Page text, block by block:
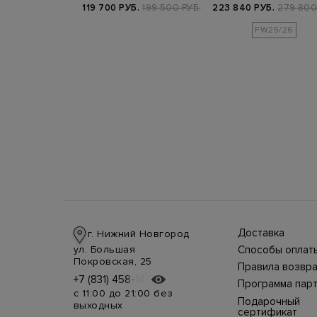
119 700 РУБ. 199 500 РУБ. 223 840 РУБ. 279
FW25/26
г. Нижний Новгород
ул. Большая
Покровская, 25
+7 (831) 458-14-75
+7 (831) 458-14-75
с 11:00 до 21:00 без
выходных
Доставка
производится
курьерской
СДЭК, DHL при
предоплате.
Возможные
дополнительные
расходы за
Способы
магазине
осуществляется
несколькими
способами:
наличными
Правила
Интернет-магазин
позволяет
товар в течение
недель с момента
Программа
Подарочный
сертификат